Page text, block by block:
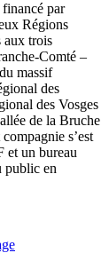
par
Régions
aux trois
Comté –
massif
des
des Vosges
de la Bruche
s’est
et un bureau
public en